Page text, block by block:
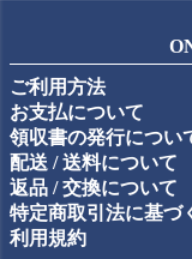
ご利用方法
お支払について
領収書の発行につい
配送 / 送料について
返品 / 交換について
特定商取引法に基づ
利用規約